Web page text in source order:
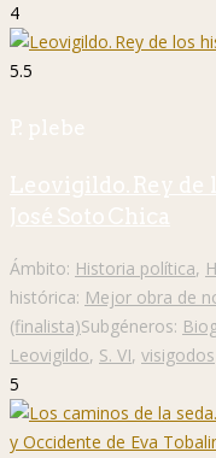
4
5.5
P. plebe
Leovigildo. Rey de
José Soto Chica
Ámbito: Historia política,
histórica: Mejor obra de
(finalista)Subgéneros:
Leovigildo, S. VI, visigodos
5